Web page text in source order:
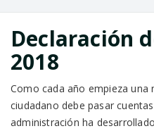
Declaración
2018
Como cada año empieza
ciudadano debe pasar
administración ha